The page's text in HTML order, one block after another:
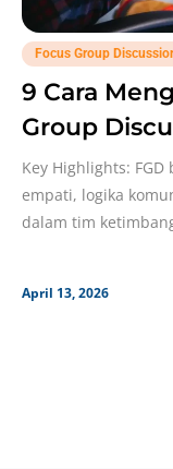
Focus Group
9 Cara
Group
Luar Negeri!
Key Highlights:
empati, logika
dalam tim
April 13, 2026